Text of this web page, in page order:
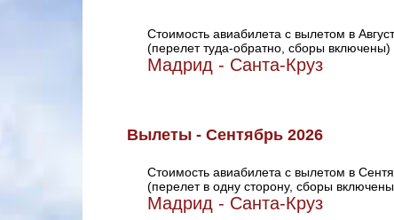
Стоимость авиабилета с вылетом в
(перелет туда-обратно, сборы включены)
Мадрид - Санта-Круз
Вылеты - Сентябрь 2026
Стоимость авиабилета с вылетом в
(перелет в одну сторону, сборы
Мадрид - Санта-Круз